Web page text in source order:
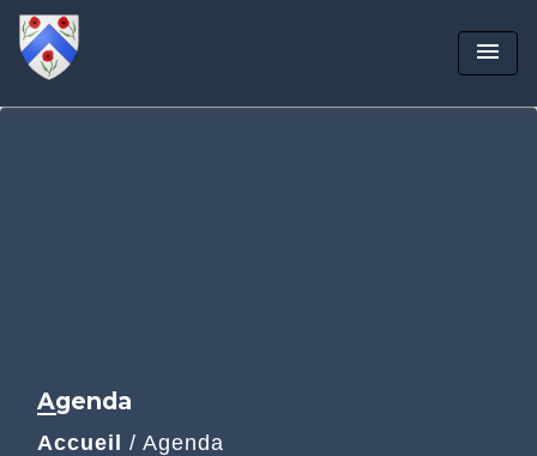
menu
Agenda
Accueil / Agenda